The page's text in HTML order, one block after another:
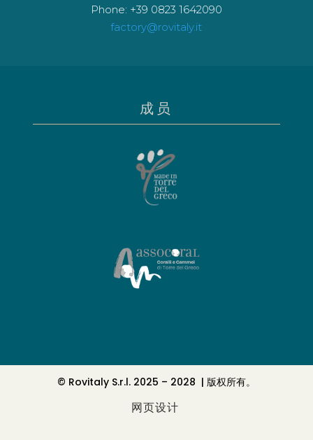
Phone: +39 0823 1642090
factory@rovitaly.it
成员
© Rovitaly S.r.l. 2025 – 2028 | 版权所有。
网页设计